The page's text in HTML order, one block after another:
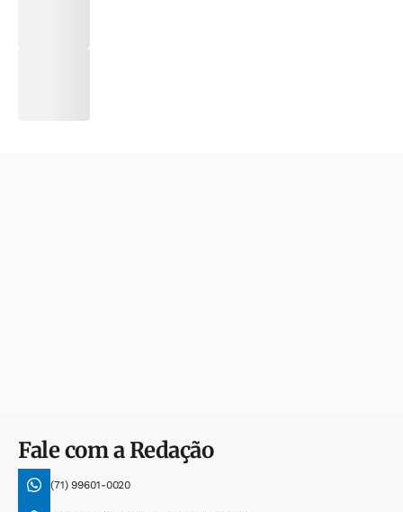
Fale com a Redação
(71) 99601-0020